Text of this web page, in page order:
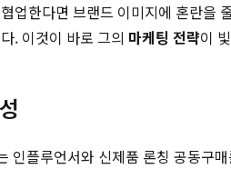
업한다면 브랜드 이미지에 혼란을
. 이것이 바로 그의 마케팅 전략이
플루언서와 신제품 론칭 공동